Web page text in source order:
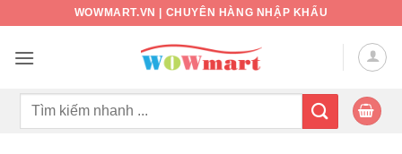
nội
WOWMART.VN | CHUYÊN HÀNG NHẬP KHẨU
Tìm